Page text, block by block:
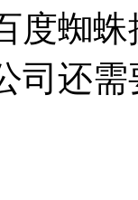
度蜘
司还